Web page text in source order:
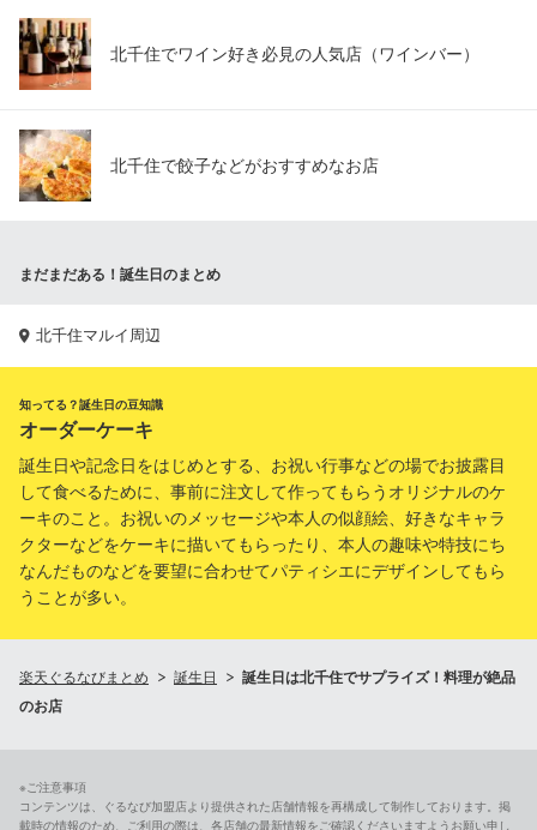
北千住でワイン好き必見の人気店（ワインバー）
北千住で餃子などがおすすめなお店
まだまだある！誕生日のまとめ
北千住マルイ周辺
知ってる？誕生日の豆知識
オーダーケーキ
誕生日や記念日をはじめとする、お祝い行事などの場でお披露目
して食べるために、事前に注文して作ってもらうオリジナルのケ
ーキのこと。お祝いのメッセージや本人の似顔絵、好きなキャラ
クターなどをケーキに描いてもらったり、本人の趣味や特技にち
なんだものなどを要望に合わせてパティシエにデザインしてもら
うことが多い。
楽天ぐるなびまとめ 誕生日
誕生日は北千住でサプライズ！料理が絶品
のお店
※ご注意事項
コンテンツは、ぐるなび加盟店より提供された店舗情報を再構成して制作しております。掲
載時の情報のため、ご利用の際は、各店舗の最新情報をご確認くださいますようお願い申し